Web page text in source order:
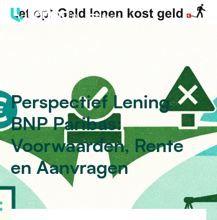
Menu
Perspectief Lening
BNP Paribas:
Voorwaarden, Rente
en Aanvragen